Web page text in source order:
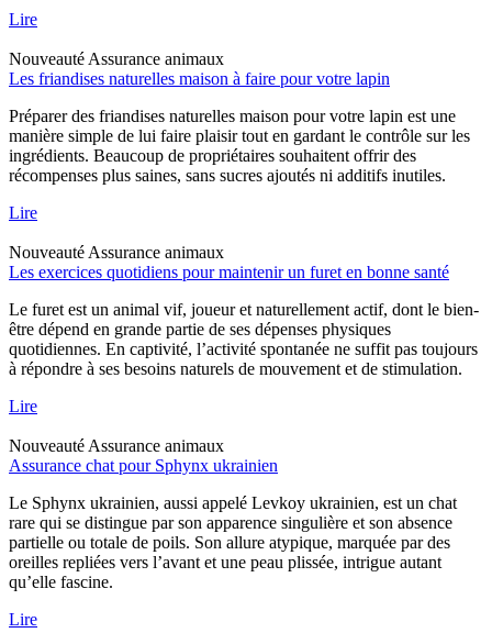
Lire
Nouveauté Assurance animaux
Les friandises naturelles maison à faire pour votre lapin
Préparer des friandises naturelles maison pour votre lapin est une
manière simple de lui faire plaisir tout en gardant le contrôle sur les
ingrédients. Beaucoup de propriétaires souhaitent offrir des
récompenses plus saines, sans sucres ajoutés ni additifs inutiles.
Lire
Nouveauté Assurance animaux
Les exercices quotidiens pour maintenir un furet en bonne santé
Le furet est un animal vif, joueur et naturellement actif, dont le bien-
être dépend en grande partie de ses dépenses physiques
quotidiennes. En captivité, l’activité spontanée ne suffit pas toujours
à répondre à ses besoins naturels de mouvement et de stimulation.
Lire
Nouveauté Assurance animaux
Assurance chat pour Sphynx ukrainien
Le Sphynx ukrainien, aussi appelé Levkoy ukrainien, est un chat
rare qui se distingue par son apparence singulière et son absence
partielle ou totale de poils. Son allure atypique, marquée par des
oreilles repliées vers l’avant et une peau plissée, intrigue autant
qu’elle fascine.
Lire